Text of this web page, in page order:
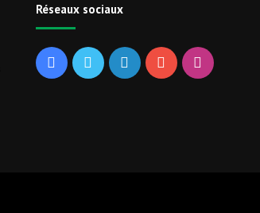
Réseaux sociaux
FacebookTwitterLinkedinYouTubeInstagram